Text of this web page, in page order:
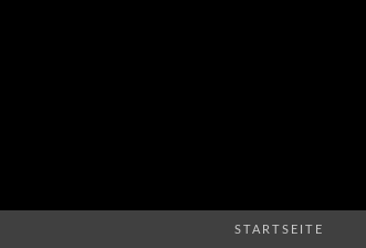
STARTSEITE